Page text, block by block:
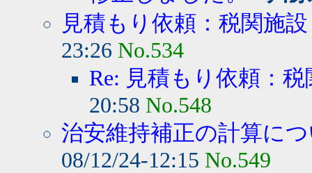
見積もり依頼：税関施設
23:26 No.534
Re: 見積もり依頼：税
20:58 No.548
治安維持補正の計算に
08/12/24-12:15 No.549